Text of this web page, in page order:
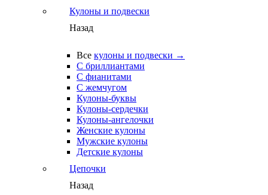
Кулоны и подвески
Назад
Все кулоны и подвески →
С бриллиантами
С фианитами
С жемчугом
Кулоны-буквы
Кулоны-сердечки
Кулоны-ангелочки
Женские кулоны
Мужские кулоны
Детские кулоны
Цепочки
Назад